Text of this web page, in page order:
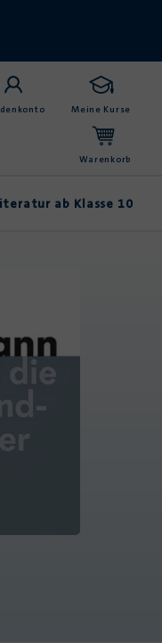
Meine Kurse
Warenkorb
ab Klasse 10